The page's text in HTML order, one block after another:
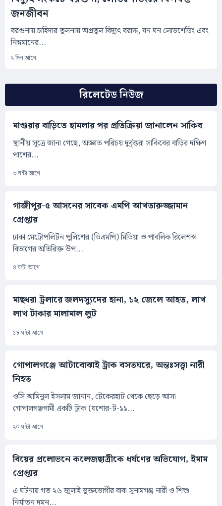
রিলেটেড নিউজ
মাগুরার বাড়িতে হামলার পর প্রতিক্রিয়া জানালেন সাকিব
স্থানীয় সূত্রে জানা গেছে, অজ্ঞাত পরিচয় দুর্বৃত্তরা সাকিবের বাড়ির দক্ষিণ
পাশের...
৩ ঘন্টা আগে
গাজীপুর-৫ আসনের সাবেক এমপি আখতারুজ্জামান
গ্রেপ্তার
ঢাকা মেট্রোপলিটন পুলিশের (ডিএমপি) মিডিয়া ও পাবলিক রিলেশন্স
বিভাগের অতিরিক্ত উপ...
৪ ঘন্টা আগে
মাছধরা ট্রলারে জলদস্যুদের হানা, ১২ জেলে আহত, লাখ
লাখ টাকার মালামাল লুট
১৮ ঘন্টা আগে
গোপালগঞ্জে আটাবোঝাই ট্রাক বসতঘরে, অন্তঃসত্ত্বা নারী
নিহত
ওসি আমিনুল ইসলাম জানান, টেকেরহাট থেকে ছেড়ে আসা
গোপালগঞ্জগামী একটি ট্রাক (যশোর-ট-১১...
২০ ঘন্টা আগে
বিয়ের প্রলোভনে কলেজছাত্রীকে ধর্ষণের অভিযোগ, ইমাম
গ্রেপ্তার
এ ঘটনায় গত ২৬ জুলাই ভুক্তভোগীর বাবা সুনামগঞ্জ নারী ও শিশু
নির্যাতন দমন...
জনজীবন
বরগুনায় চাহিদার তুলনায় অপ্রতুল বিদ্যুৎ বরাদ্দ, ঘন ঘন লোডশেডিং এবং
নিম্নমানের...
২ দিন আগে